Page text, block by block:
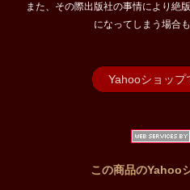
また、その際出版社の事情により絶
になってしまう場合
Yahooショップ
この商品のYahoo